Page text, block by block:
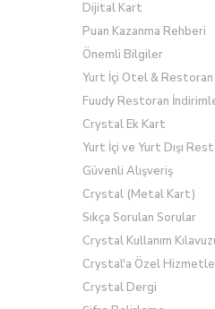
Dijital Kart
Puan Kazanma Rehberi
Önemli Bilgiler
Yurt İçi Otel &
Fuudy Restoran
Crystal Ek Kart
Yurt İçi ve Yurt Dışı
Güvenli Alışveriş
Crystal (Metal Kart)
Sıkça Sorulan Sorular
Crystal Kullanım
Crystal'a Özel
Crystal Dergi